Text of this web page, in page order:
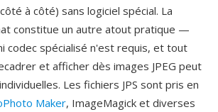
à côté) sans logiciel spécial. La
constitue un autre atout pratique —
codec spécialisé n'est requis, et tout
et afficher dès images JPEG peut
Les fichiers JPS sont pris en
Maker, ImageMagick et diverses